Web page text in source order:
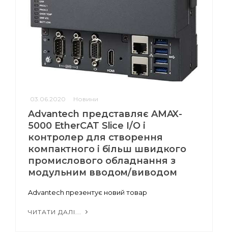
03.06.2020 Новини
Advantech представляє AMAX-
5000 EtherCAT Slice I/O і
контролер для створення
компактного і більш швидкого
промислового обладнання з
модульним вводом/виводом
Advantech презентує новий товар
ЧИТАТИ ДАЛІ...